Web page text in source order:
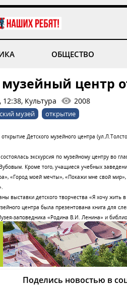
ОБЩЕСТВО
центр
Культура 2008
музей открытие
Детского музейного центра
экскурсия по музейному центру во
Кроме того, учащиеся учебных
«Город моей мечты», «Покажи мне свой
выставки детского творчества «Я хочу жить
центра была презентована книга для
заповедника «Родина В.И. Ленина» и
Поделись новостью в